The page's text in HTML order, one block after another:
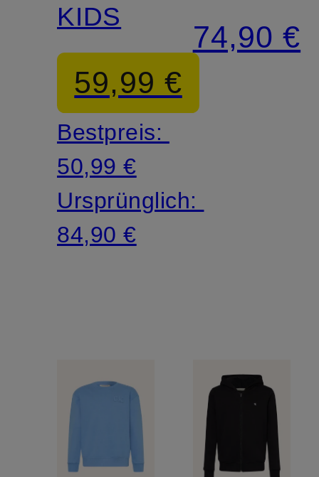
KIDS
59,99 €
Bestpreis:
50,99 €
Ursprünglich:
84,90 €
74,90 €